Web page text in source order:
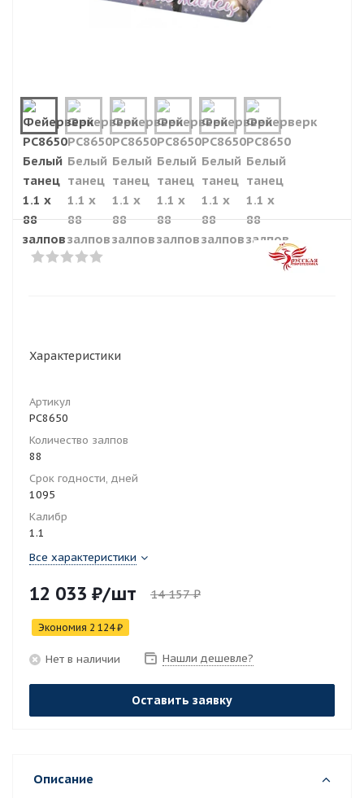
Характеристики
Артикул
РС8650
Количество залпов
88
Срок годности, дней
1095
Калибр
1.1
Все характеристики
12 033 ₽/шт 14 157₽
Экономия 2 124₽
Нет в наличии Нашли дешевле?
Оставить заявку
Описание